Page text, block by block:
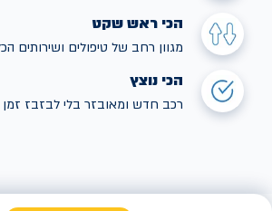
הכי ראש שקט
מגוון רחב של טיפולים ושירותים
הכי נוצץ
רכב חדש ומאובזר בלי לבזבז זמן